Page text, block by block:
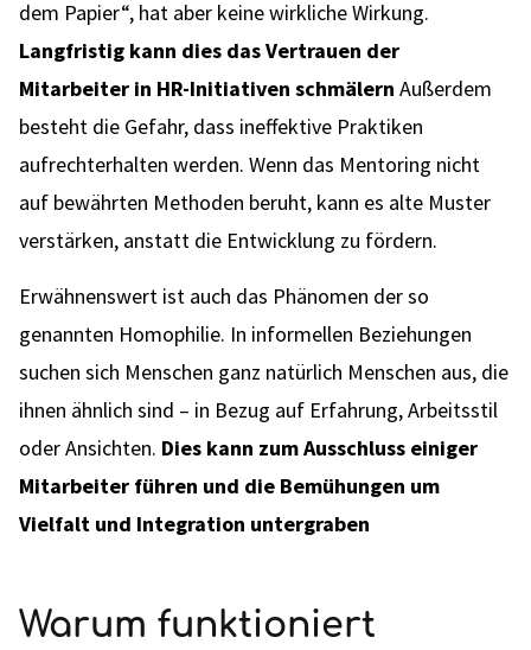
dem Papier“, hat aber keine wirkliche Wirkung.
Langfristig kann dies das Vertrauen der
Mitarbeiter in HR-Initiativen schmälern Außerdem
besteht die Gefahr, dass ineffektive Praktiken
aufrechterhalten werden. Wenn das Mentoring nicht
auf bewährten Methoden beruht, kann es alte Muster
verstärken, anstatt die Entwicklung zu fördern.
Erwähnenswert ist auch das Phänomen der so
genannten Homophilie. In informellen Beziehungen
suchen sich Menschen ganz natürlich Menschen aus, die
ihnen ähnlich sind – in Bezug auf Erfahrung, Arbeitsstil
oder Ansichten. Dies kann zum Ausschluss einiger
Mitarbeiter führen und die Bemühungen um
Vielfalt und Integration untergraben
Warum funktioniert